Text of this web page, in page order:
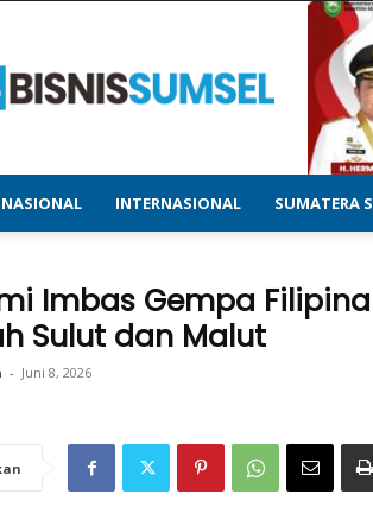
–
Menyajikan
&
Terupdate
NASIONAL INTERNASIONAL SUMATERA
Imbas Gempa
Sulut dan Malut
- Juni 8, 2026